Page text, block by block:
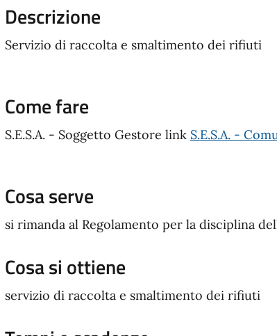
Descrizione
Servizio di raccolta e smaltimento dei rifiuti
Come fare
S.E.S.A. - Soggetto Gestore link S.E.S.A. -
Cosa serve
si rimanda al Regolamento per la disciplina
Cosa si ottiene
servizio di raccolta e smaltimento dei rifiuti